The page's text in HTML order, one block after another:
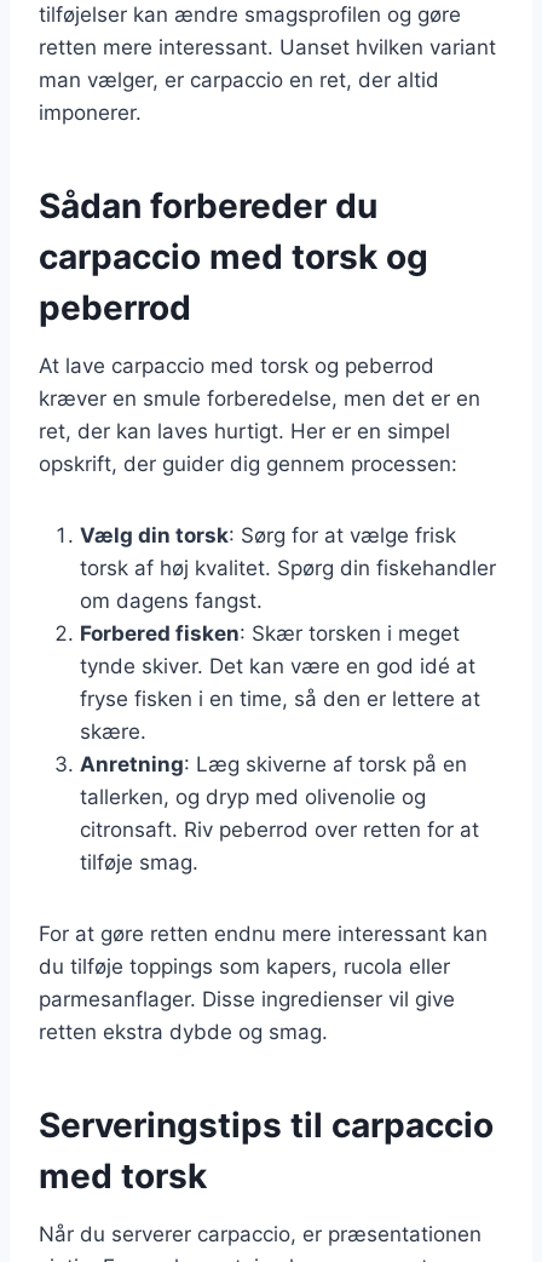
tilføjelser kan ændre smagsprofilen og gøre
retten mere interessant. Uanset hvilken variant
man vælger, er carpaccio en ret, der altid
imponerer.
Sådan forbereder du
carpaccio med torsk og
peberrod
At lave carpaccio med torsk og peberrod
kræver en smule forberedelse, men det er en
ret, der kan laves hurtigt. Her er en simpel
opskrift, der guider dig gennem processen:
Vælg din torsk: Sørg for at vælge frisk
torsk af høj kvalitet. Spørg din fiskehandler
om dagens fangst.
Forbered fisken: Skær torsken i meget
tynde skiver. Det kan være en god idé at
fryse fisken i en time, så den er lettere at
skære.
Anretning: Læg skiverne af torsk på en
tallerken, og dryp med olivenolie og
citronsaft. Riv peberrod over retten for at
tilføje smag.
For at gøre retten endnu mere interessant kan
du tilføje toppings som kapers, rucola eller
parmesanflager. Disse ingredienser vil give
retten ekstra dybde og smag.
Serveringstips til carpaccio
med torsk
Når du serverer carpaccio, er præsentationen